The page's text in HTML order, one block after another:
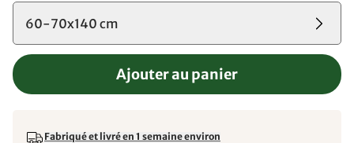
60-70x140 cm
Ajouter au panier
Fabriqué et livré en 1 semaine environ